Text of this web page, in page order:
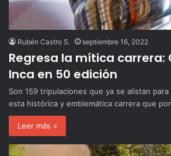
Rubén Castro S. septiembre 16, 2022
Regresa la mítica carrera:
Inca en 50 edición
Son 159 tripulaciones que ya se alistan
esta histórica y emblemática carrera que
Leer más »